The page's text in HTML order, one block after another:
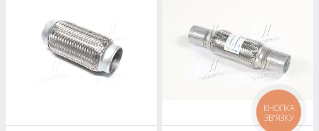
КНОПКА
ЗВ'ЯЗКУ